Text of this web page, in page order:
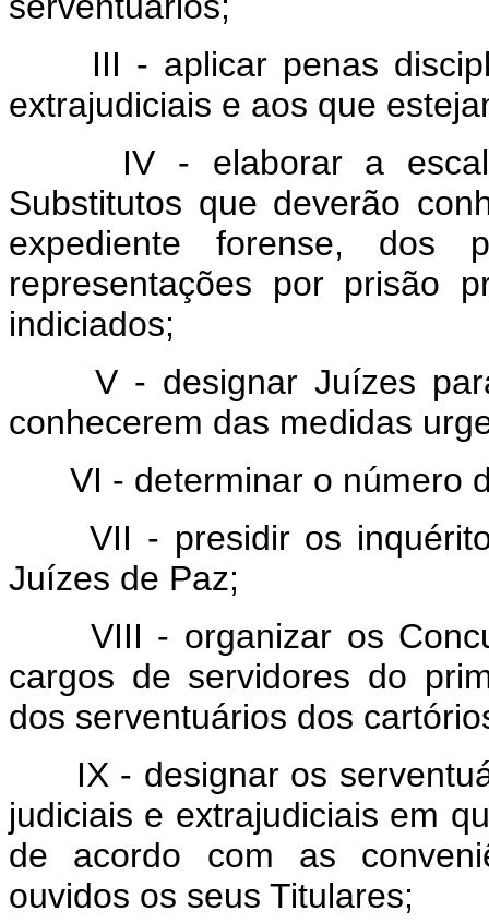
III - aplicar penas
extrajudiciais e aos que
IV - elaborar a escala
Substitutos que deverão
expediente forense, dos
representações por prisão
indiciados;
V - designar Juízes
conhecerem das medidas
VI - determinar o número
VII - presidir os
Juízes de Paz;
VIII - organizar os
cargos de servidores do
dos serventuários dos
IX - designar os
judiciais e extrajudiciais em
de acordo com as
ouvidos os seus Titulares;